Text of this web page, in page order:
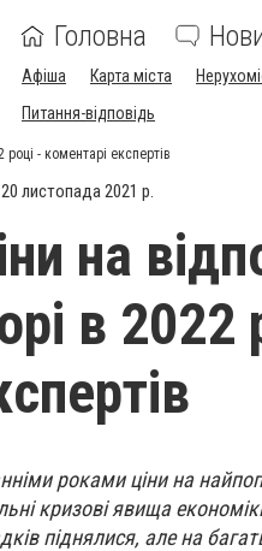
Головна
Афіша Карта міста
Питання-відповідь
- коментарі експертів
листопада 2021 р.
на
в 2022
роками ціни на
кризові явища
піднялися, але на